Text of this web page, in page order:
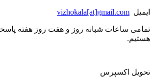
ایمیل vizhokala[at]gmail.com
تمامی ساعات شبانه روز و هفت روز هفته
هستیم.
تحویل اکسپرس